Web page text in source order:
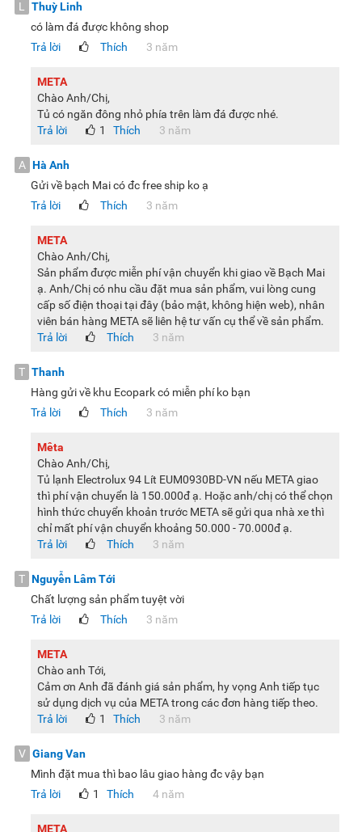
L
Thuỳ Linh
có làm đá được không shop
Trả lời
Thích 3 năm
META
Chào Anh/Chị,
Tủ có ngăn đông nhỏ phía trên làm đá được nhé.
Trả lời
Thích
1 3 năm
A Hà Anh
Gửi về bạch Mai có đc free ship ko ạ
Trả lời
Thích 3 năm
META
Chào Anh/Chị,
Sản phẩm được miễn phí vận chuyển khi giao về Bạch Mai
ạ. Anh/Chị có nhu cầu đặt mua sản phẩm, vui lòng cung
cấp số điện thoại tại đây (bảo mật, không hiện web), nhân
viên bán hàng META sẽ liên hệ tư vấn cụ thể về sản phẩm.
Trả lời
Thích 3 năm
T Thanh
Hàng gửi về khu Ecopark có miễn phí ko bạn
Trả lời
Thích 3 năm
Mêta
Chào Anh/Chị,
Tủ lạnh Electrolux 94 Lít EUM0930BD-VN nếu META giao
thì phí vận chuyển là 150.000đ ạ. Hoặc anh/chị có thể chọn
hình thức chuyển khoản trước META sẽ gửi qua nhà xe thì
chỉ mất phí vận chuyển khoảng 50.000 - 70.000đ ạ.
Trả lời
Thích 3 năm
T Nguyễn Lâm Tới
Chất lượng sản phẩm tuyệt vời
Trả lời
Thích 3 năm
META
Chào anh Tới,
Cảm ơn Anh đã đánh giá sản phẩm, hy vọng Anh tiếp tục
sử dụng dịch vụ của META trong các đơn hàng tiếp theo.
Trả lời
Thích
1 3 năm
V Giang Van
Mình đặt mua thì bao lâu giao hàng đc vậy bạn
Trả lời
Thích
1 4 năm
META